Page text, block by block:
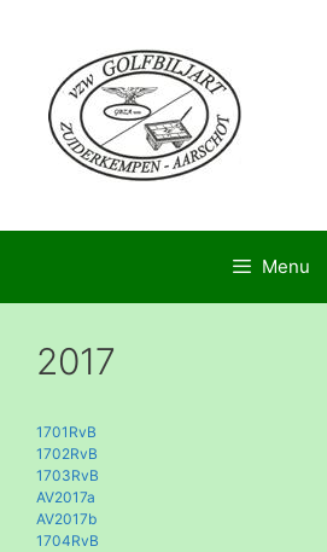
Menu
2017
1701RvB
1702RvB
1703RvB
AV2017a
AV2017b
1704RvB